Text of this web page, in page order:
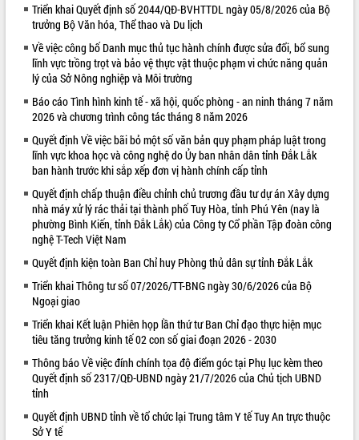
VIDEO
Không có file video nào để phát.
ALBUM ẢNH
LIÊN KẾT WEB
Triển khai Quyết định số 2044/QĐ-BVHTTDL ngày 05/8/2026 của Bộ
trưởng Bộ Văn hóa, Thể thao và Du lịch
Về việc công bố Danh mục thủ tục hành chính được sửa đổi, bổ sung
lĩnh vực trồng trọt và bảo vệ thực vật thuộc phạm vi chức năng quản
lý của Sở Nông nghiệp và Môi trường
Báo cáo Tình hình kinh tế - xã hội, quốc phòng - an ninh tháng 7 năm
2026 và chương trình công tác tháng 8 năm 2026
Quyết định Về việc bãi bỏ một số văn bản quy phạm pháp luật trong
lĩnh vực khoa học và công nghệ do Ủy ban nhân dân tỉnh Đắk Lắk
ban hành trước khi sắp xếp đơn vị hành chính cấp tỉnh
Quyết định chấp thuận điều chỉnh chủ trương đầu tư dự án Xây dựng
nhà máy xử lý rác thải tại thành phố Tuy Hòa, tỉnh Phú Yên (nay là
phường Bình Kiến, tỉnh Đắk Lắk) của Công ty Cổ phần Tập đoàn công
nghệ T-Tech Việt Nam
Quyết định kiện toàn Ban Chỉ huy Phòng thủ dân sự tỉnh Đắk Lắk
Triển khai Thông tư số 07/2026/TT-BNG ngày 30/6/2026 của Bộ
Ngoại giao
Triển khai Kết luận Phiên họp lần thứ tư Ban Chỉ đạo thực hiện mục
tiêu tăng trưởng kinh tế 02 con số giai đoạn 2026 - 2030
Thông báo Về việc đính chính tọa độ điểm góc tại Phụ lục kèm theo
Quyết định số 2317/QĐ-UBND ngày 21/7/2026 của Chủ tịch UBND
tỉnh
Quyết định UBND tỉnh về tổ chức lại Trung tâm Y tế Tuy An trực thuộc
Sở Y tế